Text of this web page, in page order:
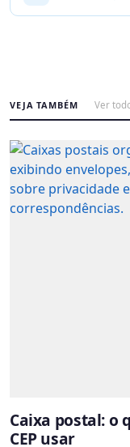
VEJA TAMBÉM Ver
Caixa postal: o
CEP usar